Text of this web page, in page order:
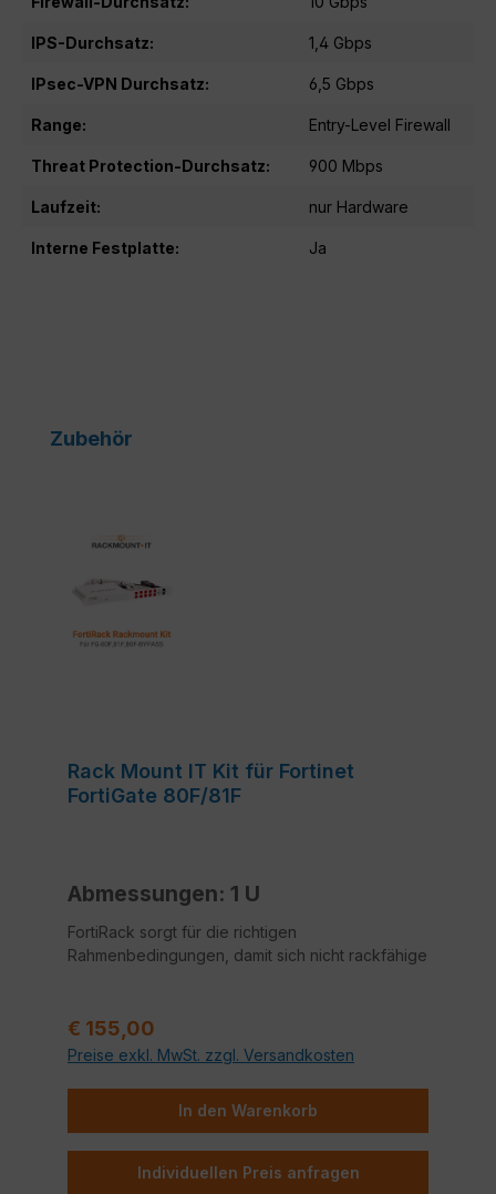
IPS-Durchsatz: 1,4 Gbps
IPsec-VPN Durchsatz: 6,5 Gbps
Range: Entry-Level Firewall
Threat Protection-Durchsatz: 900 Mbps
Laufzeit: nur Hardware
Interne Festplatte: Ja
Produktgalerie überspringen
Zubehör
Rack Mount IT Kit für Fortinet
FortiGate 80F/81F
Abmessungen: 1 U
FortiRack sorgt für die richtigen
Rahmenbedingungen, damit sich nicht rackfähige
nur eine Anpassung auf die Normgrößen
vorgenommen, sondern gleichzeitig auch
herausgeführt.
Der Zusammenbau ist mit wenigen Handgriffen
erledigt. Das Gerät einfach am Boden
Regulärer Preis:
€ 155,00
Preise exkl. MwSt. zzgl. Versandkosten
In den Warenkorb
Individuellen Preis anfragen